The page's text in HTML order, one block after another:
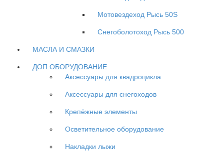
Мотовездеход Рысь 50S
Снегоболотоход Рысь 500
МАСЛА И СМАЗКИ
ДОП.ОБОРУДОВАНИЕ
Аксессуары для квадроцикла
Аксессуары для снегоходов
Крепёжные элементы
Осветительное оборудование
Накладки лыжи